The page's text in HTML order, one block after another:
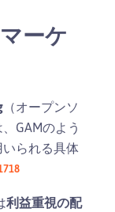
ーケ
（オープンソ
GAMのよう
られる具体
18
利益重視の配